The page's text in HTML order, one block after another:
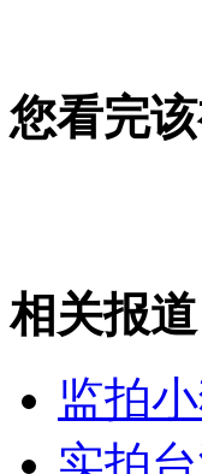
24岁淘宝女店主
山西运城恶犬咬
女孩北京地铁殴
您看完
相关报道
监拍
实拍